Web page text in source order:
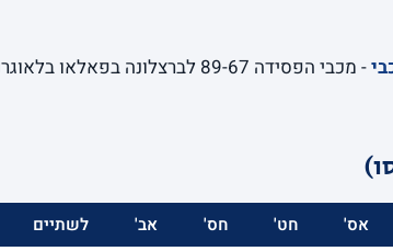
אס' חט' חס' אב' לשתיים